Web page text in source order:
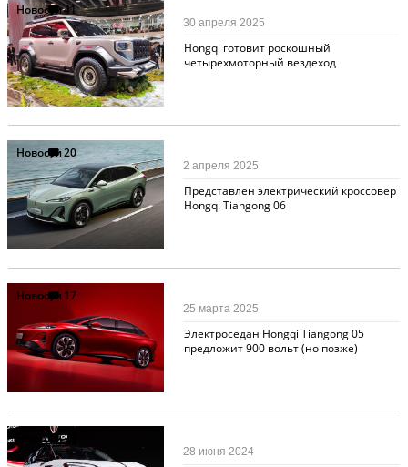
Новости41
Hongqi готовит роскошный
четырехмоторный вездеход
30 апреля 2025
Новости20
Представлен электрический кроссовер
Hongqi Tiangong 06
2 апреля 2025
Новости 17
Электроседан Hongqi Tiangong 05
предложит 900 вольт (но позже)
25 марта 2025
Новости79
28 июня 2024